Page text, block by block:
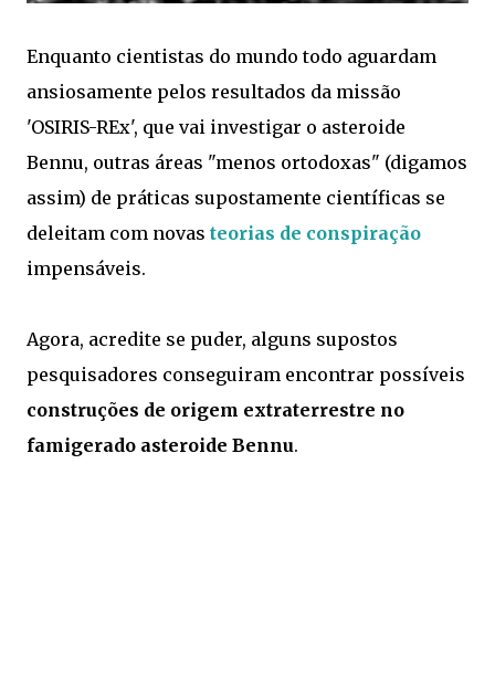
Enquanto cientistas do mundo todo aguardam
ansiosamente pelos resultados da missão
'OSIRIS-REx', que vai investigar o asteroide
Bennu, outras áreas "menos ortodoxas" (digamos
assim) de práticas supostamente científicas se
deleitam com novas teorias de conspiração
impensáveis.
Agora, acredite se puder, alguns supostos
pesquisadores conseguiram encontrar possíveis
construções de origem extraterrestre no
famigerado asteroide Bennu.